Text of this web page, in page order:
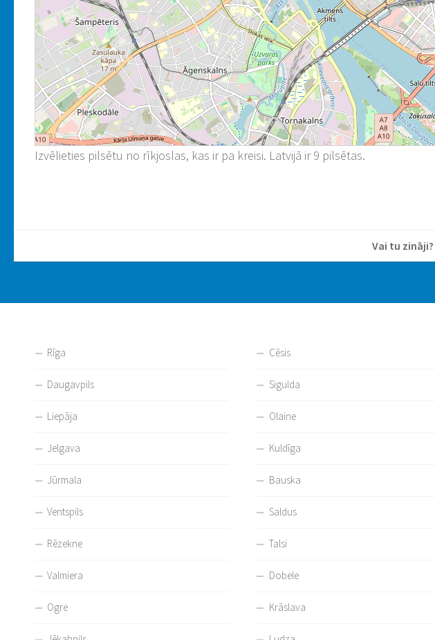
Izvēlieties pilsētu no rīkjoslas, kas ir pa kreisi. Latvijā ir 9 pilsētas.
Vai tu zināji?
Rīga
Daugavpils
Liepāja
Jelgava
Jūrmala
Ventspils
Rēzekne
Valmiera
Ogre
Cēsis
Sigulda
Olaine
Kuldīga
Bauska
Saldus
Talsi
Dobele
Krāslava